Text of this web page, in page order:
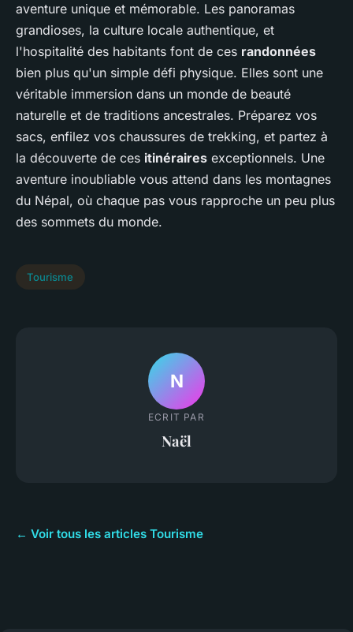
aventure unique et mémorable. Les panoramas
grandioses, la culture locale authentique, et
l'hospitalité des habitants font de ces randonnées
bien plus qu'un simple défi physique. Elles sont une
véritable immersion dans un monde de beauté
naturelle et de traditions ancestrales. Préparez vos
sacs, enfilez vos chaussures de trekking, et partez à
la découverte de ces itinéraires exceptionnels. Une
aventure inoubliable vous attend dans les montagnes
du Népal, où chaque pas vous rapproche un peu plus
des sommets du monde.
Tourisme
N
ECRIT PAR
Naël
← Voir tous les articles Tourisme